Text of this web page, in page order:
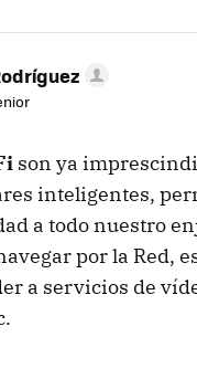
son ya
inteligentes,
a todo nuestro
por la Red,
a servicios de